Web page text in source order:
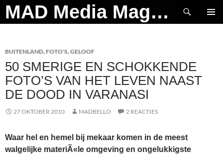
Ga
naar
MAD Media Magazine
Zoeken
BUITENLAND,FOTO'S,GELOOF
50 SMERIGE EN SCHOKKENDE
FOTO’S VAN HET LEVEN NAAST
DE DOOD IN VARANASI
27 OKTOBER 2010 MADBELLO 2 REACTIES
Waar hel en hemel bij mekaar komen in de meest
walgelijke materiÃ«le omgeving en ongelukkigste